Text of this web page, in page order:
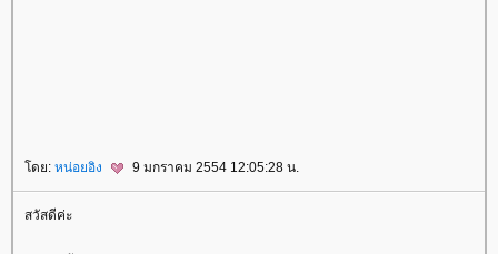
ดย: หน่อยอิง 9 มกราคม 2554 12:05:28 น.
สวัสดีค่ะ